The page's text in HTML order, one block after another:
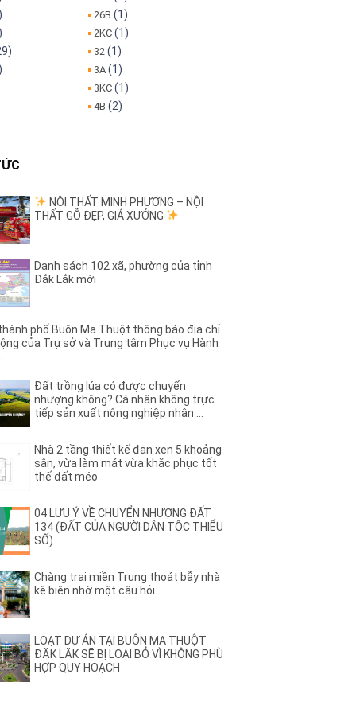
26B (1)
2KC(1)
32 (1)
3A(1)
3KC(1)
4B (2)
9KC(1)
A Dừa(5)
(4)
A13 (2)
A6(5)
A8(3)
(44) Ama Pui(2)
(3) Ami Đoan(2)
Vương(8) Ân Phú(3)
B2(13)
B4
(1) Bạch Đằng(1)
Nghĩa (1) Bùi Huy Bích(3)
Xuân(1)
– HĐơk(26) BUÔN ĐÔN(46)
Nao(3)
(4)
(22) Buôn KBu(3)
Đung (1) Buôn Komleo(4)
(18) BUÔN MAP – EA PÔK
NỘI THẤT MINH PHƯƠNG – NỘI
THẤT GỖ ĐẸP, GIÁ XƯỞNG
Danh sách 102 xã, phường của tỉnh
Đắk Lắk mới
phố Buôn Ma Thuột thông báo địa chỉ
của Trụ sở và Trung tâm Phục vụ Hành
Đất trồng lúa có được chuyển
nhượng không? Cá nhân không trực
tiếp sản xuất nông nghiệp nhận ...
Nhà 2 tầng thiết kế đan xen 5 khoảng
sân, vừa làm mát vừa khắc phục tốt
thế đất méo
04 LƯU Ý VỀ CHUYỂN NHƯỢNG ĐẤT
134 (ĐẤT CỦA NGƯỜI DÂN TỘC THIỂU
SỐ)
Chàng trai miền Trung thoát bẫy nhà
kê biên nhờ một câu hỏi
LOẠT DỰ ÁN TẠI BUÔN MA THUỘT
ĐĂK LĂK SẼ BỊ LOẠI BỎ VÌ KHÔNG PHÙ
HỢP QUY HOẠCH